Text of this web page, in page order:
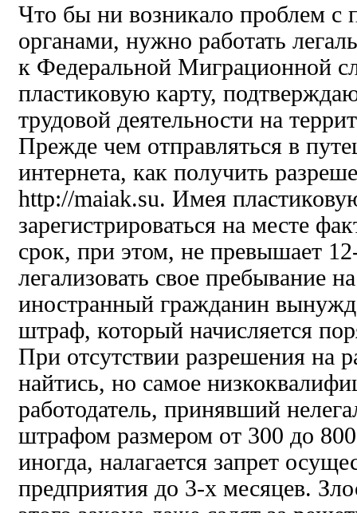
Что бы ни возникало проблем с
органами, нужно работать
к Федеральной Миграционной
пластиковую карту,
трудовой деятельности на
Прежде чем отправляться в
интернета, как получить
http://maiak.su. Имея
зарегистрироваться на месте
срок, при этом, не превышает
легализовать свое пребывание
иностранный гражданин
штраф, который начисляется
При отсутствии разрешения на
найтись, но самое
работодатель, принявший
штрафом размером от 300 до
иногда, налагается запрет
предприятия до 3-х месяцев.